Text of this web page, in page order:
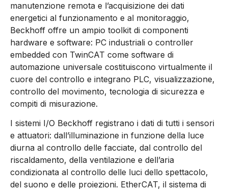
manutenzione remota e l’acquisizione dei dati
energetici al funzionamento e al monitoraggio,
Beckhoff offre un ampio toolkit di componenti
hardware e software: PC industriali o controller
embedded con TwinCAT come software di
automazione universale costituiscono virtualmente il
cuore del controllo e integrano PLC, visualizzazione,
controllo del movimento, tecnologia di sicurezza e
compiti di misurazione.
I sistemi I/O Beckhoff registrano i dati di tutti i sensori
e attuatori: dall’illuminazione in funzione della luce
diurna al controllo delle facciate, dal controllo del
riscaldamento, della ventilazione e dell’aria
condizionata al controllo delle luci dello spettacolo,
del suono e delle proiezioni. EtherCAT, il sistema di